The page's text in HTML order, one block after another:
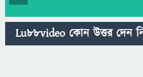
Lu88video কোন উত্তর দেন